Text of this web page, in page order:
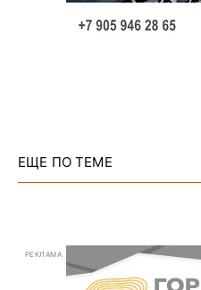
ЕЩЕ ПО ТЕМЕ
РЕКЛАМА